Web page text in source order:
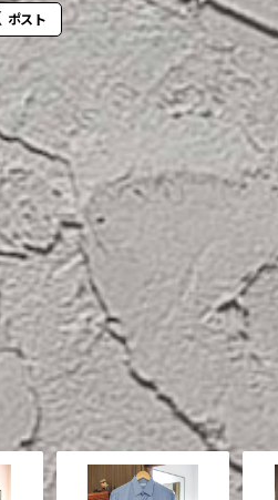
ポスト